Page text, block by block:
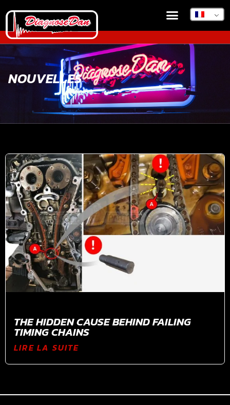
NOUVELLES
THE HIDDEN CAUSE BEHIND FAILING
TIMING CHAINS
LIRE LA SUITE